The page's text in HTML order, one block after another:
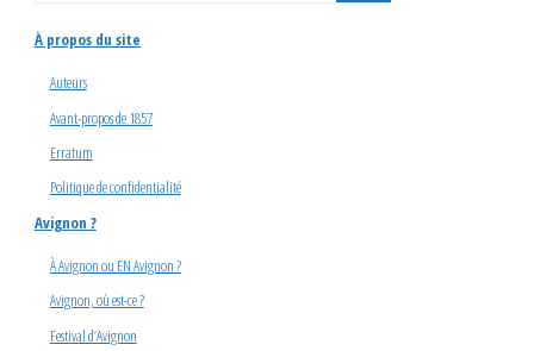
À propos du site
Auteurs
Avant-propos de 1857
Erratum
Politique de confidentialité
Avignon ?
À Avignon ou EN Avignon ?
Avignon, où est-ce ?
Festival d’Avignon